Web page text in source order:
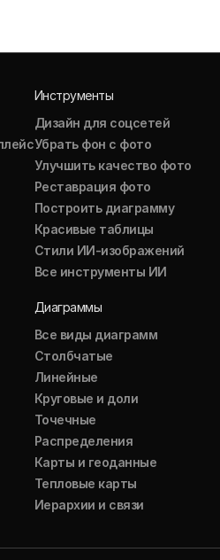
Инструменты
Дизайн для соцсетей
Убрать фон с фото
Улучшить качество фото
Реставрация фото
Построить диаграмму
Красивые таблицы
Стили ИИ-изображений
Все инструменты ИИ
Диаграммы
Все виды диаграмм
Столбчатые
Линейные
Круговые и доли
Точечные
Распределения
Карты и геоданные
Тепловые карты
Иерархии и связи